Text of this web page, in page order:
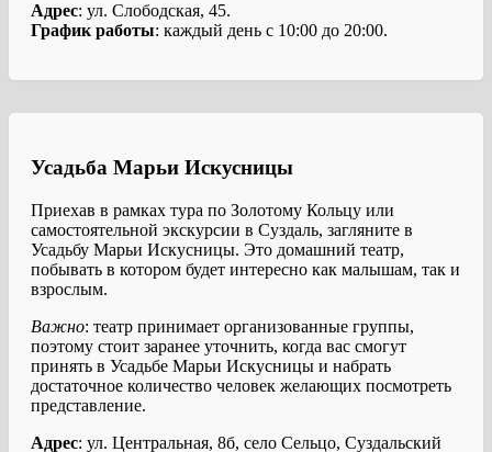
Адрес: ул. Слободская, 45.
График работы: каждый день с 10:00 до 20:00.
Усадьба Марьи Искусницы
Приехав в рамках тура по Золотому Кольцу или
самостоятельной экскурсии в Суздаль, загляните в
Усадьбу Марьи Искусницы. Это домашний театр,
побывать в котором будет интересно как малышам, так и
взрослым.
Важно: театр принимает организованные группы,
поэтому стоит заранее уточнить, когда вас смогут
принять в Усадьбе Марьи Искусницы и набрать
достаточное количество человек желающих посмотреть
представление.
Адрес: ул. Центральная, 8б, село Сельцо, Суздальский